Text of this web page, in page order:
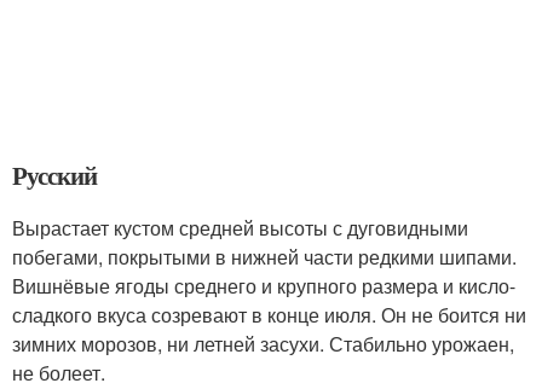
Русский
Вырастает кустом средней высоты с дуговидными
побегами, покрытыми в нижней части редкими шипами.
Вишнёвые ягоды среднего и крупного размера и кисло-
сладкого вкуса созревают в конце июля. Он не боится ни
зимних морозов, ни летней засухи. Стабильно урожаен,
не болеет.